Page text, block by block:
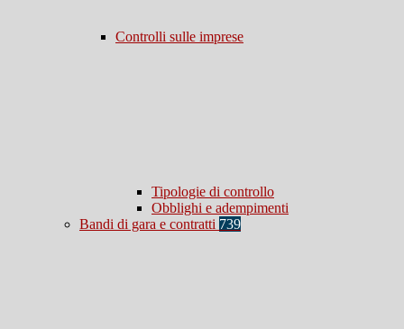
Controlli sulle imprese
Tipologie di controllo
Obblighi e adempimenti
Bandi di gara e contratti 739